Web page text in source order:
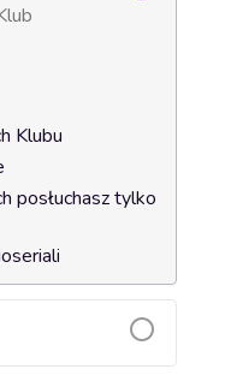
Klubu
posłuchasz tylko